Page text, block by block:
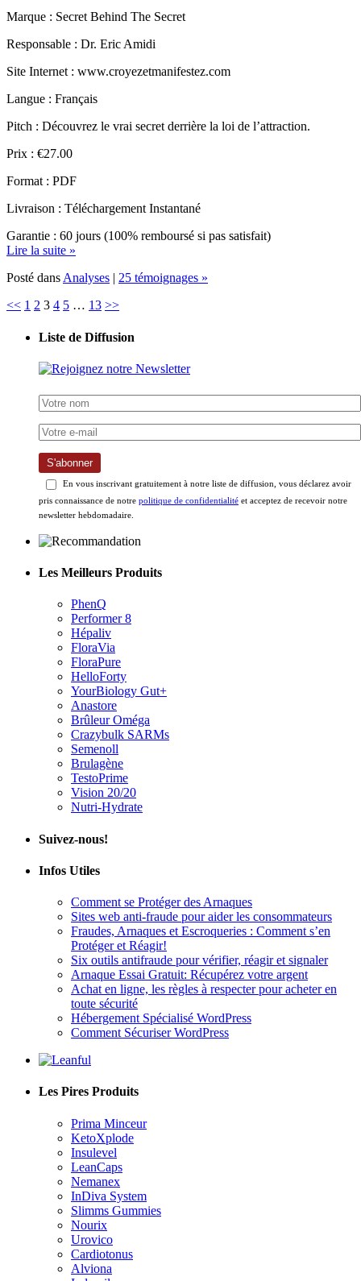
Responsable : Dr. Eric Amidi
Site Internet : www.croyezetmanifestez.com
Langue : Français
Pitch : Découvrez le vrai secret derrière la loi de l’attraction.
Prix : €27.00
Format : PDF
Livraison : Téléchargement Instantané
Garantie : 60 jours (100% remboursé si pas satisfait)
Posté dansAnalyses
<< 1 2 3 4 5 … 13 >>
Liste de Diffusion
S'abonner
En vous inscrivant gratuitement à notre liste de diffusion, vous déclarez avoir
pris connaissance de notre
newsletter hebdomadaire.
Les Meilleurs Produits
PhenQ
Hépaliv
FloraVia
FloraPure
HelloForty
YourBiology Gut+
Anastore
Brûleur Oméga
Crazybulk SARMs
Semenoll
Brulagène
TestoPrime
Vision 20/20
Nutri-Hydrate
Suivez-nous!
Infos Utiles
Comment se Protéger des Arnaques
Fraudes, Arnaques et Escroqueries : Comment s’en
Protéger et Réagir!
Six outils antifraude pour vérifier, réagir et signaler
Arnaque Essai Gratuit: Récupérez votre argent
Achat en ligne, les règles à respecter pour acheter en
toute sécurité
Hébergement Spécialisé WordPress
Comment Sécuriser WordPress
Les Pires Produits
Prima Minceur
Insulevel
LeanCaps
Nemanex
InDiva System
Slimms Gummies
Nourix
Urovico
Cardiotonus
Alviona
Indravil